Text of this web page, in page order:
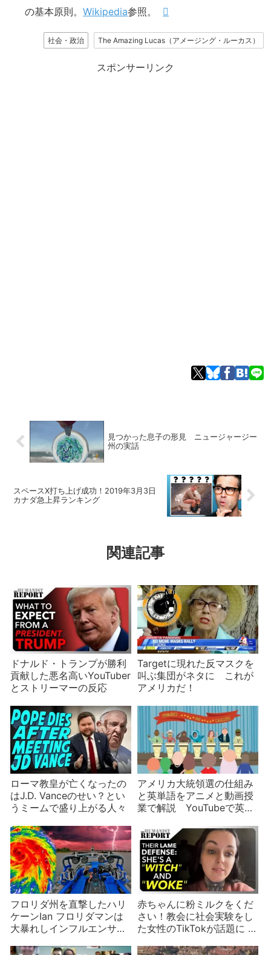
の基本原則。Wikipedia参照。
社会・政治 The Amazing Lucas（アメージング・ルーカス）
スポンサーリンク
見つかった息子の形見 ニュージャージー
州の実話
スペースX打ち上げ成功！2019年3月3日
カナダ急上昇ランキング
関連記事
ドナルド・トランプが勝利
貢献した悪名高いYouTuber
とストリーマーの反応
Targetに現れた反マスクを
叫ぶ集団がネタに これが
アメリカだ！
ローマ教皇が亡くなったの
はJ.D. Vanceのせい？とい
うミームで盛り上がる人々
アメリカ大統領選の仕組み
と英単語をアニメと動画授
業で解説 YouTubeで英語
フロリダ州を直撃したハリ
ケーンIan フロリダマンは
大暴れしインフルエンサー
赤ちゃんに粉ミルクをくだ
さい！教会に社会実験をし
た女性のTikTokが話題に 驚